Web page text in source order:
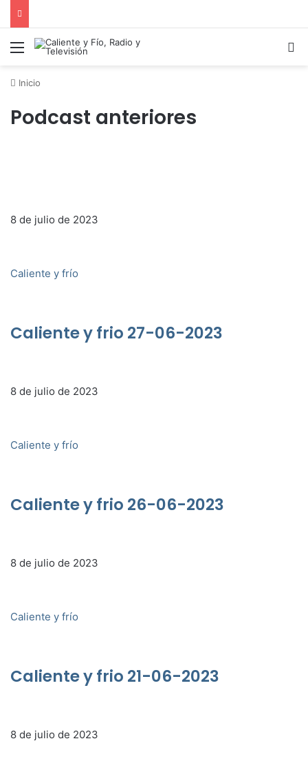
Menú
Inicio
Podcast anteriores
8 de julio de 2023
Caliente y frío
Caliente y frio 27-06-2023
8 de julio de 2023
Caliente y frío
Caliente y frio 26-06-2023
8 de julio de 2023
Caliente y frío
Caliente y frio 21-06-2023
8 de julio de 2023